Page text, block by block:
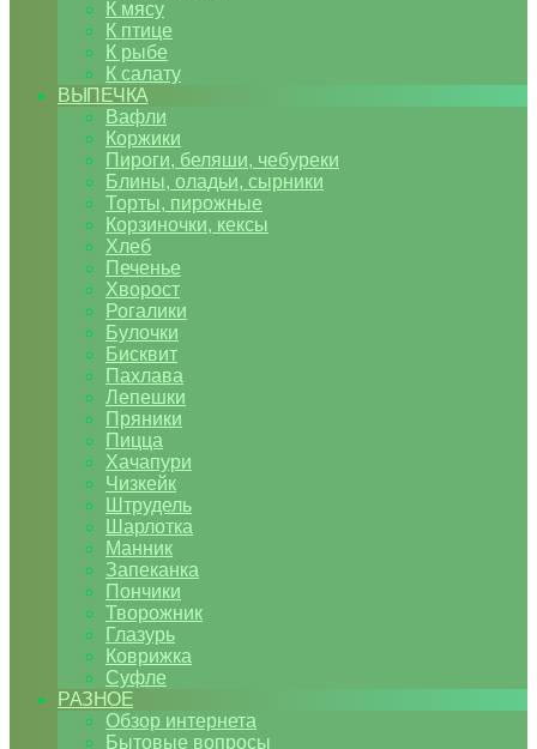
К мясу
К птице
К рыбе
К салату
ВЫПЕЧКА
Вафли
Коржики
Пироги, беляши, чебуреки
Блины, оладьи, сырники
Торты, пирожные
Корзиночки, кексы
Хлеб
Печенье
Хворост
Рогалики
Булочки
Бисквит
Пахлава
Лепешки
Пряники
Пицца
Хачапури
Чизкейк
Штрудель
Шарлотка
Манник
Запеканка
Пончики
Творожник
Глазурь
Коврижка
Суфле
РАЗНОЕ
Обзор интернета
Бытовые вопросы